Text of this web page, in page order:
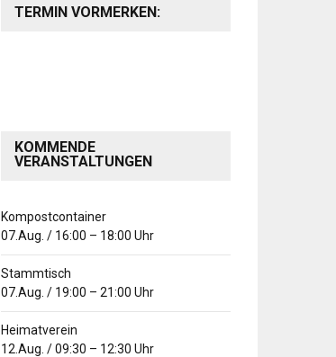
TERMIN VORMERKEN:
KOMMENDE
VERANSTALTUNGEN
Kompostcontainer
07.Aug. / 16:00 – 18:00 Uhr
Stammtisch
07.Aug. / 19:00 – 21:00 Uhr
Heimatverein
12.Aug. /09:30 – 12:30 Uhr